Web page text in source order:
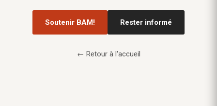
Soutenir BAM! Rester informé
← Retour à l'accueil